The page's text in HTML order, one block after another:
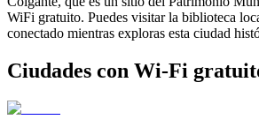
WiFi gratuito. Puedes visitar la biblioteca
conectado mientras exploras esta ciudad
Ciudades con Wi-Fi